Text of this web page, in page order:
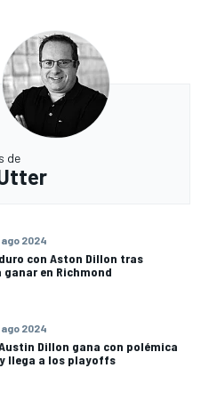
de
ago 2024
con Aston Dillon tras
en Richmond
ago 2024
Austin Dillon gana con polémica
llega a los playoffs